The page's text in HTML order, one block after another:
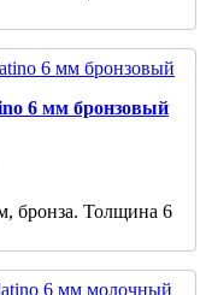
6 мм бронзовый
бронза. Толщина 6